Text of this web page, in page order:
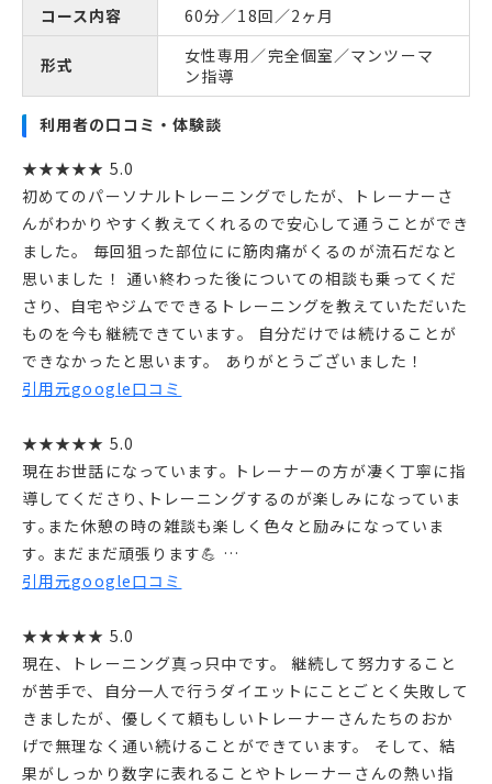
コース内容
60分／18回／2ヶ月
形式
女性専用／完全個室／マンツーマ
ン指導
利用者の口コミ・体験談
★★★★★ 5.0
初めてのパーソナルトレーニングでしたが、トレーナーさ
んがわかりやすく教えてくれるので安心して通うことができ
ました。 毎回狙った部位にに筋肉痛がくるのが流石だなと
思いました！ 通い終わった後についての相談も乗ってくだ
さり、自宅やジムでできるトレーニングを教えていただいた
ものを今も継続できています。 自分だけでは続けることが
できなかったと思います。 ありがとうございました！
引用元google口コミ
★★★★★ 5.0
現在お世話になっています｡ トレーナーの方が凄く丁寧に指
導してくださり､トレーニングするのが楽しみになっていま
す｡また休憩の時の雑談も楽しく色々と励みになっていま
す｡ まだまだ頑張ります💪 …
引用元google口コミ
★★★★★ 5.0
現在、トレーニング真っ只中です。 継続して努力すること
が苦手で、自分一人で行うダイエットにことごとく失敗して
きましたが、優しくて頼もしいトレーナーさんたちのおか
げで無理なく通い続けることができています。 そして、結
果がしっかり数字に表れることやトレーナーさんの熱い指